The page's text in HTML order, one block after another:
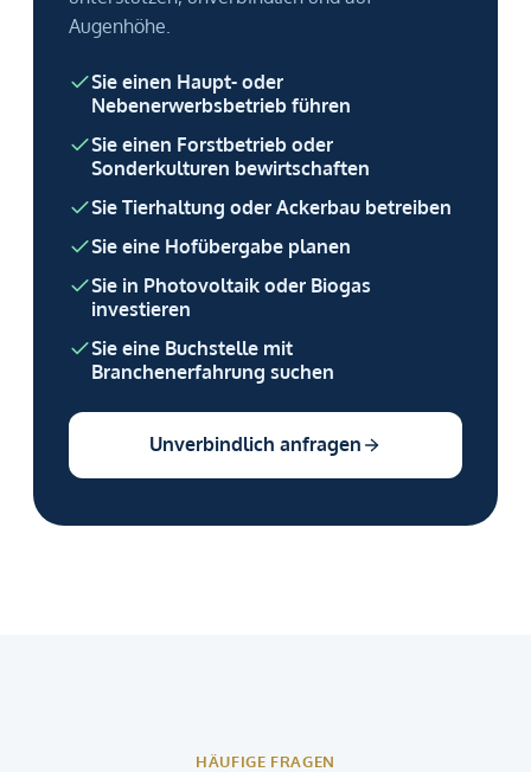
Augenhöhe.
Sie einen Haupt- oder
Nebenerwerbsbetrieb führen
Sie einen Forstbetrieb oder
Sonderkulturen bewirtschaften
Sie Tierhaltung oder Ackerbau betreiben
Sie eine Hofübergabe planen
Sie in Photovoltaik oder Biogas
investieren
Sie eine Buchstelle mit
Branchenerfahrung suchen
Unverbindlich anfragen
HÄUFIGE FRAGEN